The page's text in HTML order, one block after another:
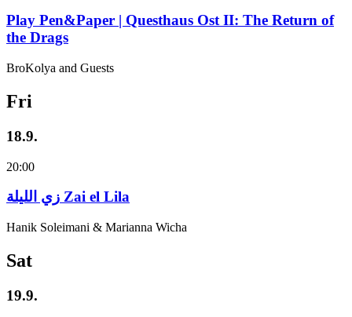
Play Pen&Paper | Questhaus Ost II: The Return of
the Drags
BroKolya and Guests
Fri
18.9.
20:00
زي‌ اللیلة Zai el Lila
Hanik Soleimani & Marianna Wicha
Sat
19.9.